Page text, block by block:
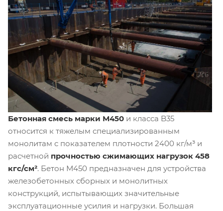
Бетонная смесь марки М450 и класса B35
относится к тяжелым специализированным
монолитам с показателем плотности 2400 кг/м³ и
расчетной прочностью сжимающих нагрузок 458
кгс/см². Бетон М450 предназначен для устройства
железобетонных сборных и монолитных
конструкций, испытывающих значительные
эксплуатационные усилия и нагрузки. Большая